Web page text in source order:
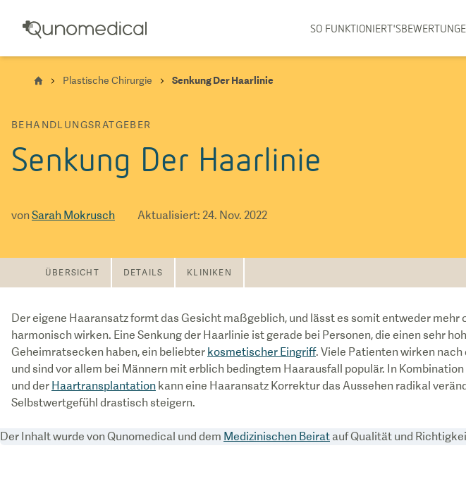
SO FUNKTIONIERT'S
Plastische Chirurgie Senkung Der Haarlinie
BEHANDLUNGSRATGEBER
Senkung Der Haarlinie
vonSarah Mokrusch Aktualisiert: 24. Nov. 2022
ÜBERSICHT DETAILS KLINIKEN
Der eigene Haaransatz formt das Gesicht maßgeblich, und lässt es somit entweder mehr
harmonisch wirken. Eine Senkung der Haarlinie ist gerade bei Personen, die einen sehr
Geheimratsecken haben, ein beliebter kosmetischer Eingriff. Viele Patienten wirken
und sind vor allem bei Männern mit erblich bedingtem Haarausfall populär. In
und der Haartransplantation kann eine Haaransatz Korrektur das Aussehen radikal
Selbstwertgefühl drastisch steigern.
Der Inhalt wurde von Qunomedical und dem Medizinischen Beirat auf Qualität und